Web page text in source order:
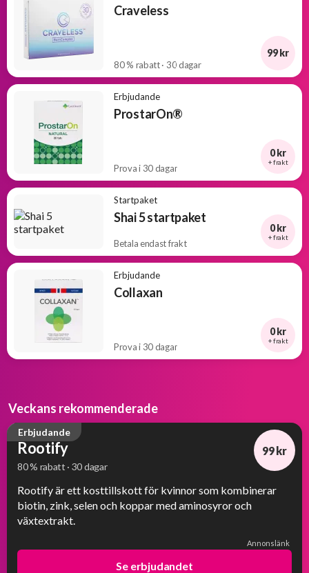
Craveless
80 % rabatt · 30 dagar
99 kr
Erbjudande
ProstarOn®
Prova i 30 dagar
0 kr
+ frakt
Startpaket
Shai 5 startpaket
Betala endast frakt
0 kr
+ frakt
Erbjudande
Collaxan
Prova i 30 dagar
0 kr
+ frakt
Veckans rekommenderade
Erbjudande
Rootify
80 % rabatt · 30 dagar
99 kr
Rootify är ett kosttillskott för kvinnor som kombinerar
biotin, zink, selen och koppar med aminosyror och
växtextrakt.
Annonslänk
Se erbjudandet